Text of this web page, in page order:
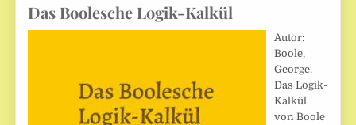
Das Boolesche Logik-Kalkül
Autor:
Boole,
George.
Das Logik-
Kalkül
von Boole